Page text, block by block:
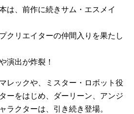
は、前作に続きサム・エスメイ
クリエイターの仲間入りを果たし
演出が炸裂！
レックや、ミスター・ロボット役
ーをはじめ、ダーリーン、アンジ
ラクターは、引き続き登場。